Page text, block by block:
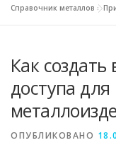
МЕТАЛЛЫ И
ПРИМЕНЕНИЕ
Справочник металлов »
Как
доступа
ОПУБЛИКОВАНО